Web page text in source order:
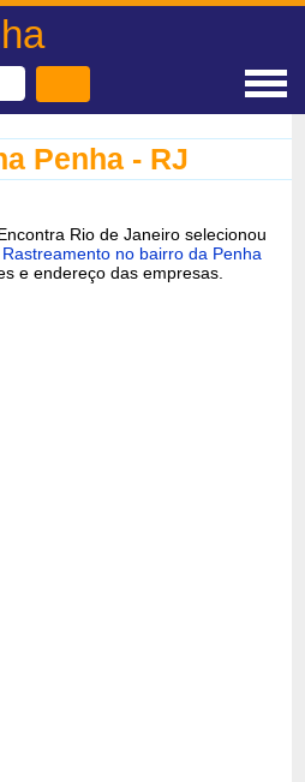
Penha - RJ
Rio de Janeiro selecionou
Rastreamento no bairro da Penha
e endereço das empresas.